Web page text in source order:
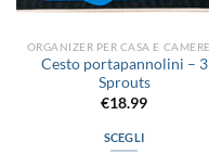
del
Cesto portapannolini – 3
Sprouts
€18.99
SCEGLI